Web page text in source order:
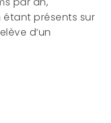
étant présents sur
d’un